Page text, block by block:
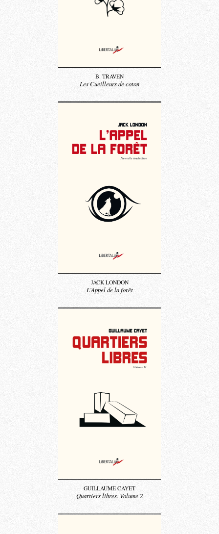
B. TRAVEN
Les Cueilleurs de coton
JACK LONDON
L’Appel de la forêt
GUILLAUME CAYET
Quartiers libres. Volume 2